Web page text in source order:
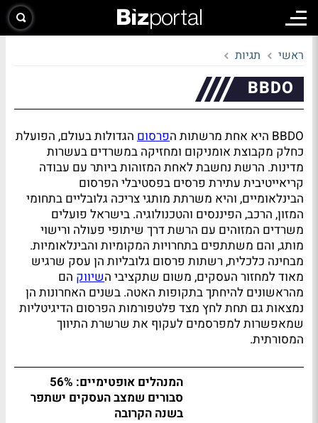
ראשי תגיות
BBDO
BBDO היא אחת מרשתות ה פרסום הגדולות בעולם, הפועלת
כחלק מקבוצת אומניקום ומחזיקה במשרדים בעשרות
מדינות. הרשת נחשבת לאחת המזוהות ביותר עם עבודה
קריאייטיבית עתירת פרסים בפסטיבלי הפרסום
הבינלאומיים, והיא משרתת מותגי צריכה גלובליים בתחומי
המזון, הרכב, הפיננסים והטכנולוגיה. בישראל פועלים
משרדים המזוהים עם הרשת דרך שיתופי פעולה ורישוי
מותג, והם משתתפים בתחרויות המקומיות והבינלאומיות.
מבחינה כלכלית, רשתות פרסום גלובליות הן עסק שרגיש
מאוד למחזור העסקים, משום שתקציבי השיווק הם
מהראשונים להיחתך בתקופות האטה. בשנים האחרונות הן
נמצאות גם תחת לחץ מצד פלטפורמות הפרסום הדיגיטליות
שמאפשרות למפרסמים לעקוף את שרשרת התיווך
המסורתית.
המנהלים אופטימיים: 56%
סבורים שמצב העסקים ישתפר
בשנה הקרובה